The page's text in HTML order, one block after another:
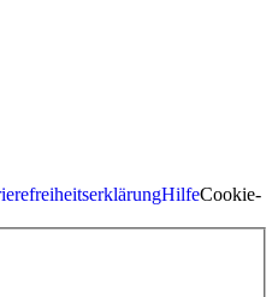
HilfeCookie-